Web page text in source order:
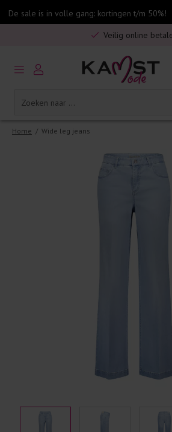
De sale is in volle gang: kortingen t/m 50%!
Gratis verzending in
Veilig online
5% spaarbonus op jouw
Gratis verzending in
Home / Wide leg jeans